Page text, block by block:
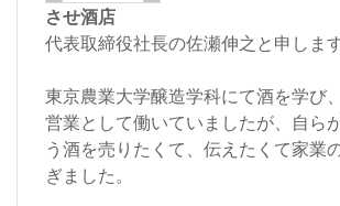
させ酒店
代表取締役社長の佐瀬伸之と申します
東京農業大学醸造学科にて酒を学び
営業として働いていましたが、自ら
う酒を売りたくて、伝えたくて家業
ぎました。